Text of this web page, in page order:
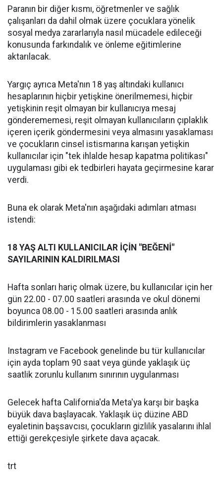
Paranın bir diğer kısmı, öğretmenler ve sağlık
çalışanları da dahil olmak üzere çocuklara yönelik
sosyal medya zararlarıyla nasıl mücadele edileceği
konusunda farkındalık ve önleme eğitimlerine
aktarılacak.
Yargıç ayrıca Meta'nın 18 yaş altındaki kullanıcı
hesaplarının hiçbir yetişkine önerilmemesi, hiçbir
yetişkinin reşit olmayan bir kullanıcıya mesaj
gönderememesi, reşit olmayan kullanıcıların çıplaklık
içeren içerik göndermesini veya almasını yasaklaması
ve çocukların cinsel istismarına karışan yetişkin
kullanıcılar için "tek ihlalde hesap kapatma politikası"
uygulaması gibi ek tedbirleri hayata geçirmesine karar
verdi.
Buna ek olarak Meta'nın aşağıdaki adımları atması
istendi:
18 YAŞ ALTI KULLANICILAR İÇİN "BEĞENİ"
SAYILARININ KALDIRILMASI
Hafta sonları hariç olmak üzere, bu kullanıcılar için her
gün 22.00 - 07.00 saatleri arasında ve okul dönemi
boyunca 08.00 - 15.00 saatleri arasında anlık
bildirimlerin yasaklanması
Instagram ve Facebook genelinde bu tür kullanıcılar
için ayda toplam 90 saat veya günde yaklaşık üç
saatlik zorunlu kullanım sınırının uygulanması
Gelecek hafta California'da Meta'ya karşı bir başka
büyük dava başlayacak. Yaklaşık üç düzine ABD
eyaletinin başsavcısı, çocukların gizlilik yasalarını ihlal
ettiği gerekçesiyle şirkete dava açacak.
trt